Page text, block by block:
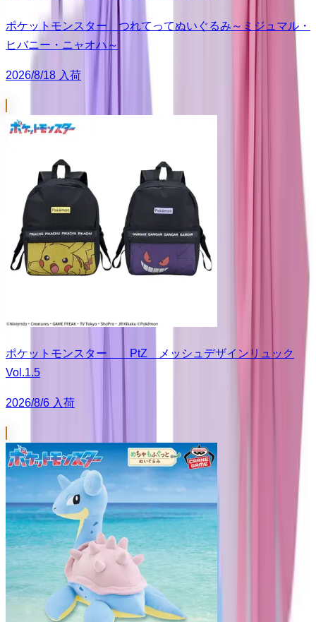
ポケットモンスター つれてってぬいぐるみ～ミジュマル・
ヒバニー・ニャオハ～
2026/8/18 入荷
ポケットモンスター PtZ メッシュデザインリュック
Vol.1.5
2026/8/6 入荷